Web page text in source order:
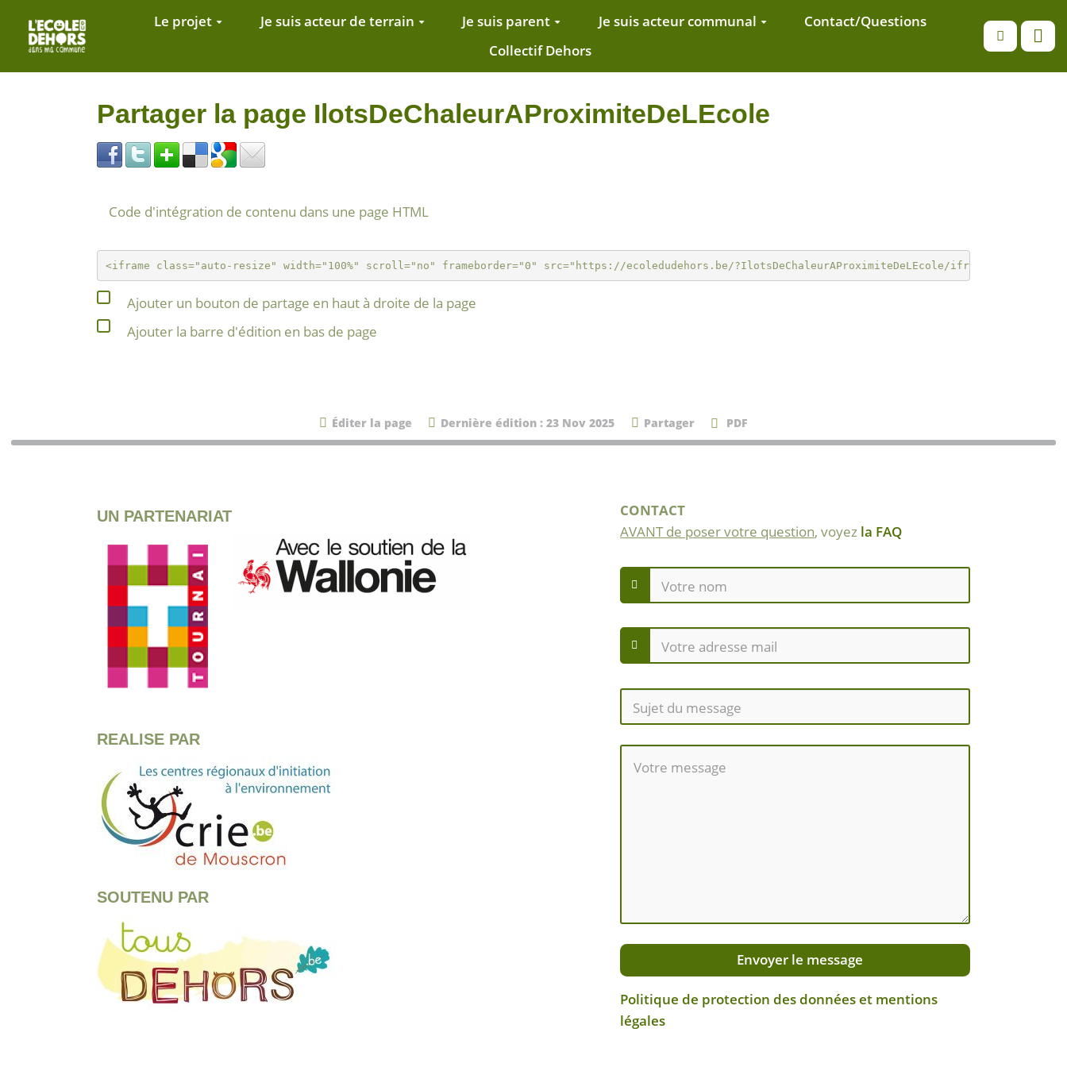
Aller au contenu principal
Le projet Je suis acteur de terrain Je suis parent Je suis acteur communal
Contact/Questions
Collectif Dehors
Partager la page IlotsDeChaleurAProximiteDeLEcole
Code d'intégration de contenu dans une page HTML
Ajouter un bouton de partage en haut à droite de la page
Ajouter la barre d'édition en bas de page
Éditer la page Dernière édition : 23 Nov 2025 Partager PDF
UN PARTENARIAT
REALISE PAR
SOUTENU PAR
CONTACT
AVANT de poser votre question, voyez la FAQ
Envoyer le message
Politique de protection des données et mentions
légales